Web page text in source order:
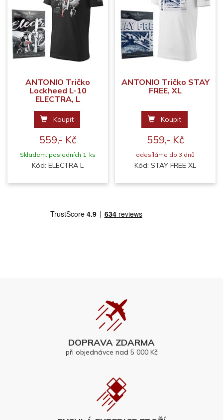
ANTONIO Tričko
Lockheed L-10
ELECTRA, L
Koupit
559,- Kč
Skladem: posledních 1 ks
Kód: ELECTRA L
ANTONIO Tričko STAY
FREE, XL
Koupit
559,- Kč
odesíláme do 3 dnů
Kód: STAY FREE XL
DOPRAVA ZDARMA
při objednávce nad 5 000 Kč